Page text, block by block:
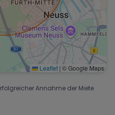
Leaflet | © Google Maps
Annahme der Miete